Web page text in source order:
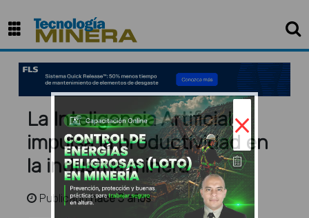
La Inteligencia Artificial
impulsa la productividad en
la industria minera
Publicadohace 3 años
×